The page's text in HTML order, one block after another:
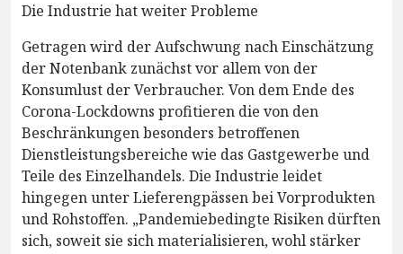
Die Industrie hat weiter Probleme
Getragen wird der Aufschwung nach Einschätzung
der Notenbank zunächst vor allem von der
Konsumlust der Verbraucher. Von dem Ende des
Corona-Lockdowns profitieren die von den
Beschränkungen besonders betroffenen
Dienstleistungsbereiche wie das Gastgewerbe und
Teile des Einzelhandels. Die Industrie leidet
hingegen unter Lieferengpässen bei Vorprodukten
und Rohstoffen. „Pandemiebedingte Risiken dürften
sich, soweit sie sich materialisieren, wohl stärker